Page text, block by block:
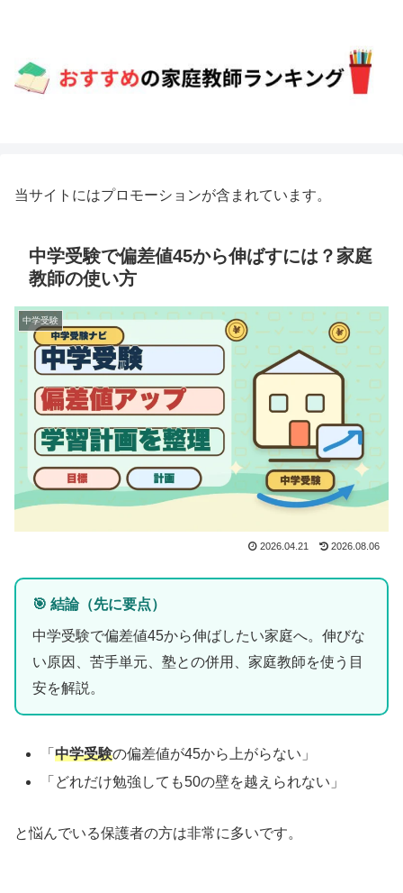
当サイトにはプロモーションが含まれています。
中学受験で偏差値45から伸ばすには？家庭
教師の使い方
中学受験
2026.04.21 2026.08.06
🎯 結論（先に要点）
中学受験で偏差値45から伸ばしたい家庭へ。伸びな
い原因、苦手単元、塾との併用、家庭教師を使う目
安を解説。
「中学受験の偏差値が45から上がらない」
「どれだけ勉強しても50の壁を越えられない」
と悩んでいる保護者の方は非常に多いです。